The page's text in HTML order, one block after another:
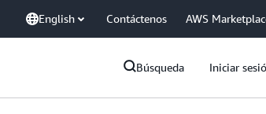
English Contáctenos AWS
Búsqueda Iniciar